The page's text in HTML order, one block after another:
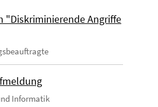
Angriffe
Informatik